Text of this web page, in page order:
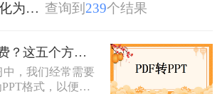
电脑pdf如何转化为ppt 查询到 239个结果
pdf怎么转ppt免费？这五个方法请收好！方便又好用！
，我们经常需要
格式，以便进